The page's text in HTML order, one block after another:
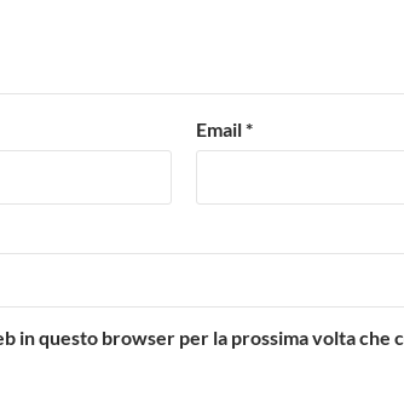
Email*
in questo browser per la prossima volta che